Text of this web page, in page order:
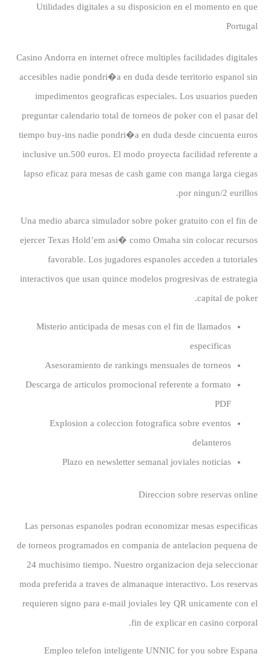
Utilidades digitales a su disposicion en el momento en que
Portugal
Casino Andorra en internet ofrece multiples facilidades digitales
accesibles nadie pondri�a en duda desde territorio espanol sin
impedimentos geograficas especiales. Los usuarios pueden
preguntar calendario total de torneos de poker con el pasar del
tiempo buy-ins nadie pondri�a en duda desde cincuenta euros
inclusive un.500 euros. El modo proyecta facilidad referente a
lapso eficaz para mesas de cash game con manga larga ciegas
por ningun/2 eurillos.
Una medio abarca simulador sobre poker gratuito con el fin de
ejercer Texas Hold’em asi� como Omaha sin colocar recursos
favorable. Los jugadores espanoles acceden a tutoriales
interactivos que usan quince modelos progresivas de estrategia
capital de poker.
Misterio anticipada de mesas con el fin de llamados
especificas
Asesoramiento de rankings mensuales de torneos
Descarga de articulos promocional referente a formato
PDF
Explosion a coleccion fotografica sobre eventos
delanteros
Plazo en newsletter semanal joviales noticias
Direccion sobre reservas online
Las personas espanoles podran economizar mesas especificas
de torneos programados en compania de antelacion pequena de
24 muchisimo tiempo. Nuestro organizacion deja seleccionar
moda preferida a traves de almanaque interactivo. Los reservas
requieren signo para e-mail joviales ley QR unicamente con el
fin de explicar en casino corporal.
Empleo telefon inteligente UNNIC for you sobre Espana